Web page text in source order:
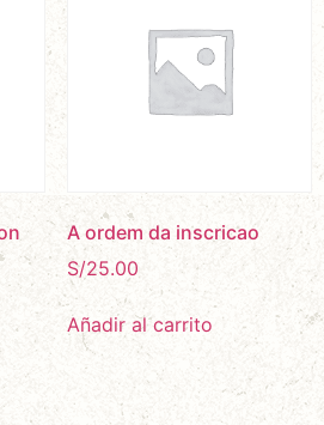
A ordem da inscricao
S/25.00
Añadir al carrito